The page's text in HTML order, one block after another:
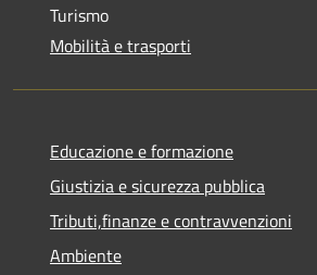
Turismo
Mobilità e trasporti
Educazione e formazione
Giustizia e sicurezza pubblica
Tributi,finanze e contravvenzioni
Ambiente